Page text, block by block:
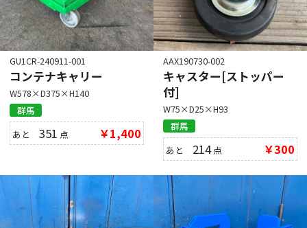
GU1CR-240911-001
コンテナキャリー
W578×D375×H140
群馬
あと351 点 ￥1,400
AAX190730-002
キャスター[ストッパー
付]
W75×D25×H93
群馬
あと 214点 ￥300